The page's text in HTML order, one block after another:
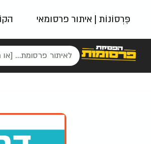
פֶּרְסוֹנוֹת | איתור פרסומאי
פאשן